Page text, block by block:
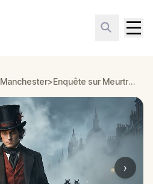
Manchester> Enquête sur Meurtre : Résolvez le Cas à Manchester
›